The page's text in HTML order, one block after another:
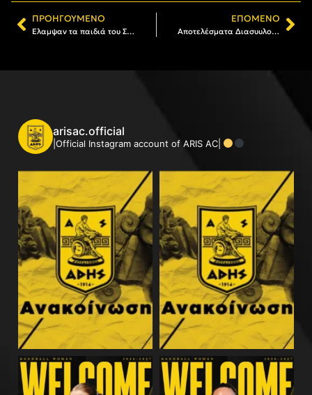
ΠΡΟΗΓΟΎΜΕΝΟ
Έλαμψαν τα παιδιά του Στίβου στους σχολικούς αγώνες
ΕΠΌΜΕΝΟ
Αποτελέσματα Διασυυλογικού Πρωταθλήματος Στίβου Παίδων – Κορασίδων
arisac.official
|Official Instagram account of ARIS AC|